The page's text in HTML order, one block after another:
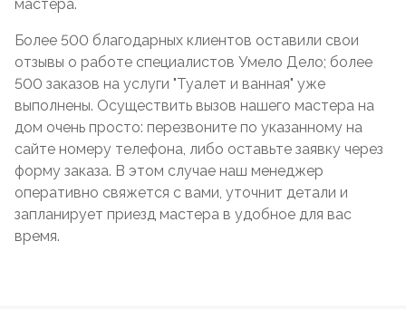
мастера.
Более 500 благодарных клиентов оставили свои
отзывы о работе специалистов Умело Дело; более
500 заказов на услуги "Туалет и ванная" уже
выполнены. Осуществить вызов нашего мастера на
дом очень просто: перезвоните по указанному на
сайте номеру телефона, либо оставьте заявку через
форму заказа. В этом случае наш менеджер
оперативно свяжется с вами, уточнит детали и
запланирует приезд мастера в удобное для вас
время.